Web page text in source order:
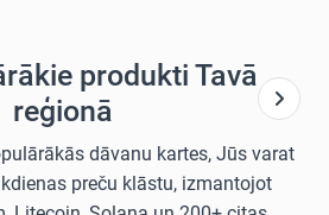
produkti Tavā
reģionā
dāvanu kartes, Jūs varat
preču klāstu, izmantojot